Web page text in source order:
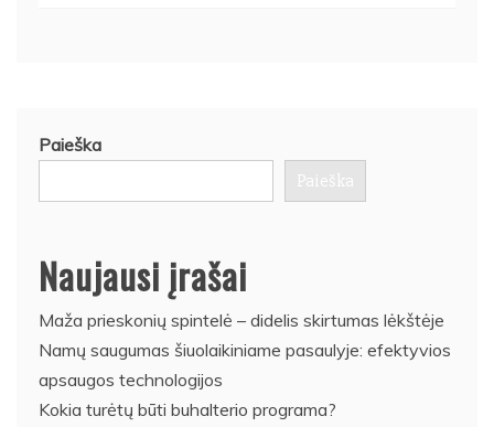
Paieška
Paieška
Naujausi įrašai
Maža prieskonių spintelė – didelis skirtumas lėkštėje
Namų saugumas šiuolaikiniame pasaulyje: efektyvios
apsaugos technologijos
Kokia turėtų būti buhalterio programa?